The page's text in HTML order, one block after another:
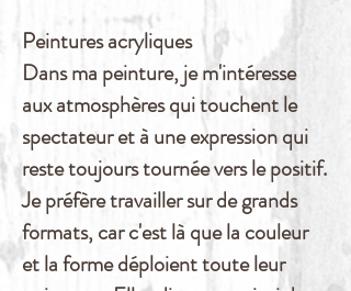
Peintures acryliques
Dans ma peinture, je m'intéresse
aux atmosphères qui touchent le
spectateur et à une expression qui
reste toujours tournée vers le positif.
Je préfère travailler sur de grands
formats, car c'est là que la couleur
et la forme déploient toute leur